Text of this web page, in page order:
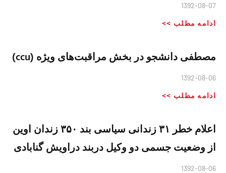
1392-08-07
ادامه مطلب >>
مصطفی دانشجو در بخش مراقبت‌های ویژه (ccu)
1392-08-06
ادامه مطلب >>
اعلام خطر ۳۱ زندانی سیاسی بند ۳۵۰ زندان اوین
از وضعیت جسمی دو وکیل دربند دراویش گنابادی
1392-08-06